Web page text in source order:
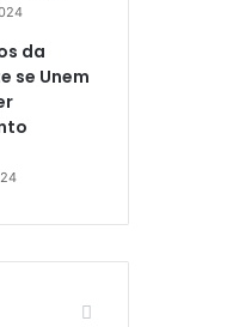
da
se Unem